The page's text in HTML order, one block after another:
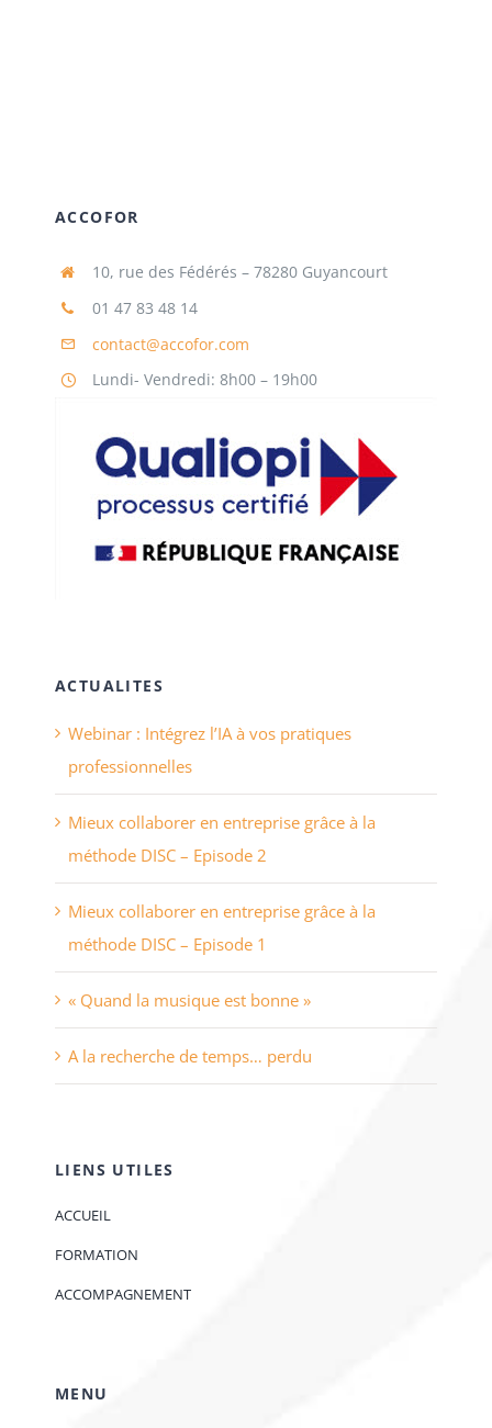
ACCOFOR
10, rue des Fédérés – 78280 Guyancourt
01 47 83 48 14
contact@accofor.com
Lundi- Vendredi: 8h00 – 19h00
ACTUALITES
Webinar : Intégrez l’IA à vos pratiques
professionnelles
Mieux collaborer en entreprise grâce à la
méthode DISC – Episode 2
Mieux collaborer en entreprise grâce à la
méthode DISC – Episode 1
« Quand la musique est bonne »
A la recherche de temps… perdu
LIENS UTILES
ACCUEIL
FORMATION
ACCOMPAGNEMENT
MENU